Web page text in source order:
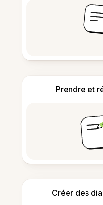
Prendre et
Créer des